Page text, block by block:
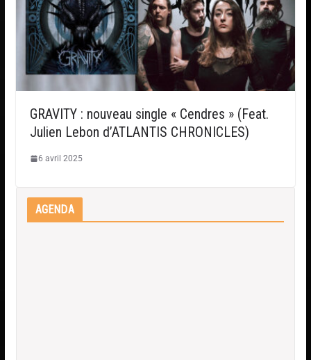
GRAVITY : nouveau single « Cendres » (Feat.
Julien Lebon d’ATLANTIS CHRONICLES)
6 avril 2025
AGENDA